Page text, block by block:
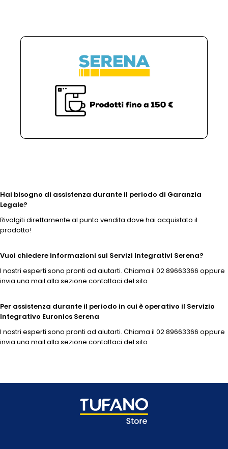
Hai bisogno di assistenza durante il periodo di Garanzia
Legale?
Rivolgiti direttamente al punto vendita dove hai acquistato il
prodotto!
Vuoi chiedere informazioni sui Servizi Integrativi Serena?
I nostri esperti sono pronti ad aiutarti. Chiama il 02 89663366 oppure
invia una mail alla sezione contattaci del sito
Per assistenza durante il periodo in cui è operativo il Servizio
Integrativo Euronics Serena
I nostri esperti sono pronti ad aiutarti. Chiama il 02 89663366 oppure
invia una mail alla sezione contattaci del sito